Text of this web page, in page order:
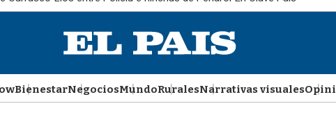
BienestarNegociosMundoRuralesNarrativas visuales